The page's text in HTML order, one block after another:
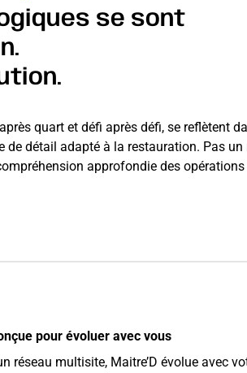
se sont
quart et défi après défi, se reflètent
détail adapté à la restauration. Pas un
approfondie des opérations
pour évoluer avec vous
réseau multisite, Maitre’D évolue avec